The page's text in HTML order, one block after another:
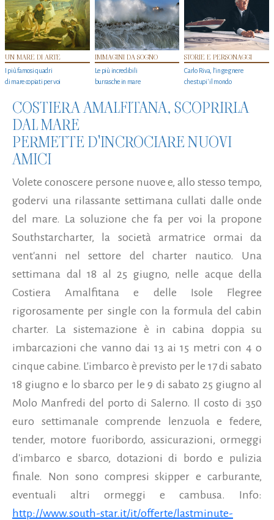
UN MARE DI ARTE
I più famosi quadri
di mare copiati per voi
IMMAGINI DA SOGNO
Le più incredibili
burrasche in mare
STORIE E PERSONAGGI
Carlo Riva, l’ingegnere
che stupi' il mondo
COSTIERA AMALFITANA, SCOPRIRLA
DAL MARE
PERMETTE D'INCROCIARE NUOVI
AMICI
Volete conoscere persone nuove e, allo stesso tempo,
godervi una rilassante settimana cullati dalle onde
del mare. La soluzione che fa per voi la propone
Southstarcharter, la società armatrice ormai da
vent'anni nel settore del charter nautico. Una
settimana dal 18 al 25 giugno, nelle acque della
Costiera Amalfitana e delle Isole Flegree
rigorosamente per single con la formula del cabin
charter. La sistemazione è in cabina doppia su
imbarcazioni che vanno dai 13 ai 15 metri con 4 o
cinque cabine. L'imbarco è previsto per le 17 di sabato
18 giugno e lo sbarco per le 9 di sabato 25 giugno al
Molo Manfredi del porto di Salerno. Il costo di 350
euro settimanale comprende lenzuola e federe,
tender, motore fuoribordo, assicurazioni, ormeggi
d'imbarco e sbarco, dotazioni di bordo e pulizia
finale. Non sono compresi skipper e carburante,
eventuali altri ormeggi e cambusa. Info:
http://www.south-star.it/it/offerte/lastminute-